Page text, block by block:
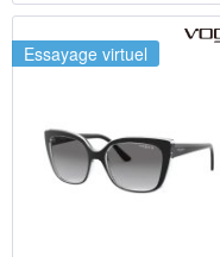
Essayage virtuel